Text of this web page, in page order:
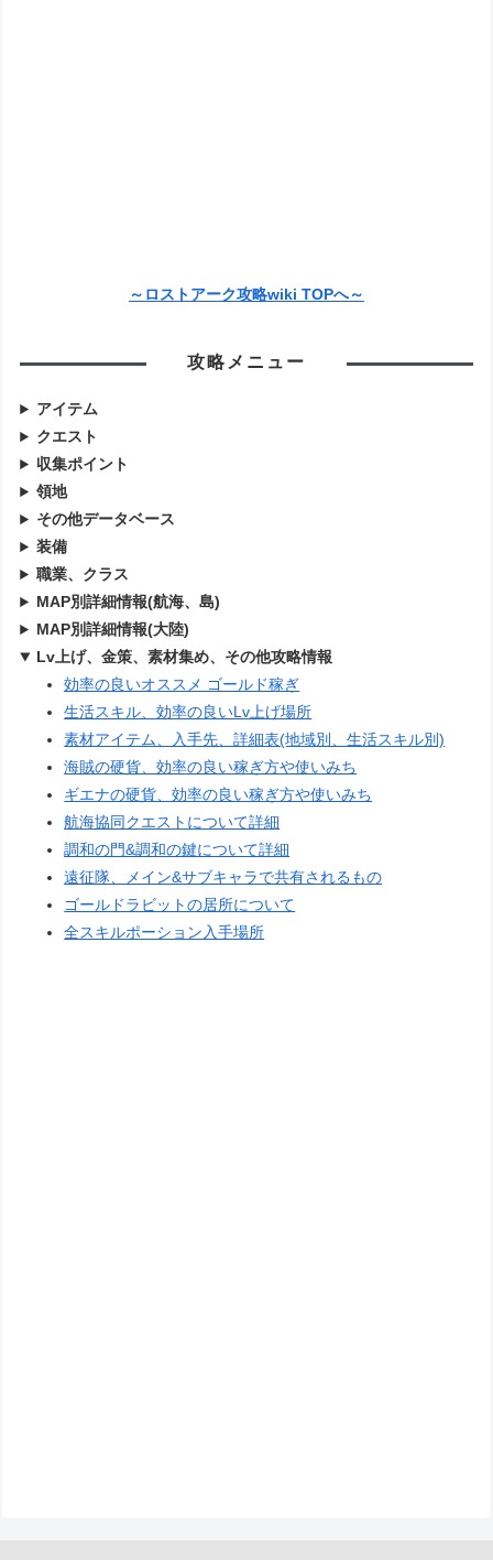
～ロストアーク攻略wiki TOPへ～
攻略メニュー
アイテム
クエスト
収集ポイント
領地
その他データベース
装備
職業、クラス
MAP別詳細情報(航海、島)
MAP別詳細情報(大陸)
Lv上げ、金策、素材集め、その他攻略情報
効率の良いオススメ ゴールド稼ぎ
生活スキル、効率の良いLv上げ場所
素材アイテム、入手先、詳細表(地域別、生活スキル別)
海賊の硬貨、効率の良い稼ぎ方や使いみち
ギエナの硬貨、効率の良い稼ぎ方や使いみち
航海協同クエストについて詳細
調和の門&調和の鍵について詳細
遠征隊、メイン&サブキャラで共有されるもの
ゴールドラビットの居所について
全スキルポーション入手場所